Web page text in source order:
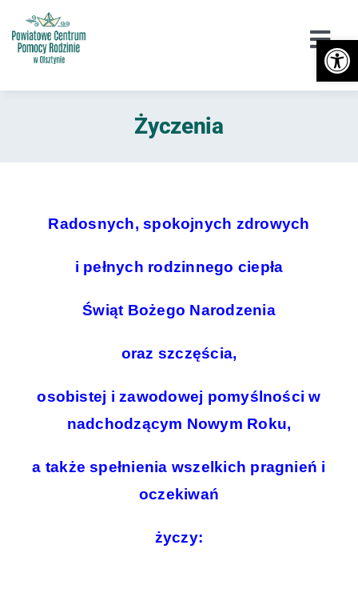
do
zawartości
Orzekanie o Niepełnosprawności
DPS / Cudzoziemcy
Piecza zastępcza
Przeciwdziałanie przemocy
Życzenia
Radosnych, spokojnych zdrowych
i pełnych rodzinnego ciepła
Świąt Bożego Narodzenia
oraz szczęścia,
osobistej i zawodowej pomyślności w
nadchodzącym Nowym Roku,
a także spełnienia wszelkich pragnień i
oczekiwań
życzy: